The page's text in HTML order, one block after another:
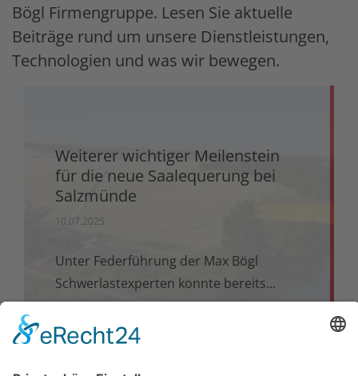
Bögl Firmengruppe. Lesen Sie aktuelle
Beiträge rund um unsere Dienstleistungen,
Technologien und was wir bewegen.
Weiterer wichtiger Meilenstein
für die neue Saalequerung bei
Salzmünde
10.07.2025
Unter Federführung der Max Bögl
Schwerlastexperten konnte bereits...
MEHR ERFAHREN >>